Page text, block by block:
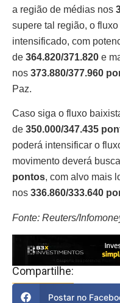
a região de médias nos
supere tal região, o
intensificado, com
de 364.820/371.820 e
nos 373.880/377.960
Paz.
Caso siga o fluxo
de 350.000/347.435
poderá intensificar o
movimento deverá
pontos, com alvo mais
nos 336.860/333.640
Fonte: Reuters/
Compartilhe:
Postar no